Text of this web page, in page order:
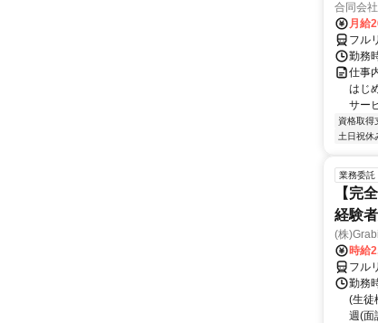
合同会
月給
フル
勤務
仕事
はじ
サー
資格取得
土日祝休
業務委託
【完
経験者
(株
時給
フル
勤務
(生徒
週(面